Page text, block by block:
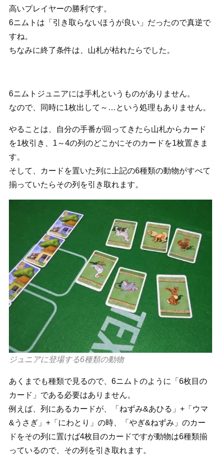
高いプレイヤーの勝利です。
6ニムトは「引き取らないほうが良い」だったので真逆で
すね。
ちなみに終了条件は、山札が枯れたらでした。
6ニムトジュニアには手札というものがありません。
なので、同時に1枚出して～…という処理もありません。
やることは、自分の手番が回ってきたら山札からカード
を1枚引き、1～4の列のどこかにそのカードを1枚置きま
す。
そして、カードを置いた列に上記の6種類の動物がすべて
揃っていたらその列を引き取れます。
ジュニアに登場する6種類の動物
あくまでも種類で見るので、6ニムトのように「6枚目の
カード」である必要はありません。
例えば、列にあるカードが、「ねずみ&あひる」+「ウマ
&うさぎ」+「にわとり」の時、「やぎ&ねずみ」のカー
ドをその列に置けば4枚目のカードですが動物は6種類揃
っているので、その列を引き取れます。